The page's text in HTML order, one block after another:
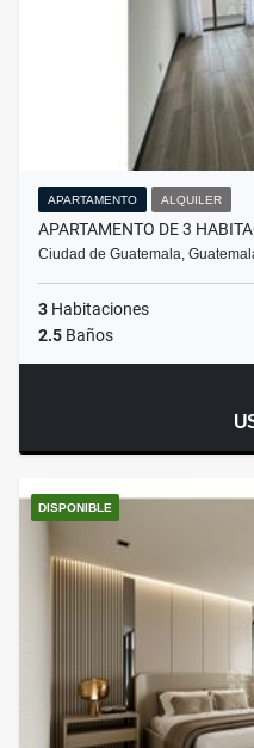
APARTAMENTO ALQUILER
APARTAMENTO DE 3
Ciudad de Guatemala,
3 Habitaciones
2.5 Baños
DISPONIBLE